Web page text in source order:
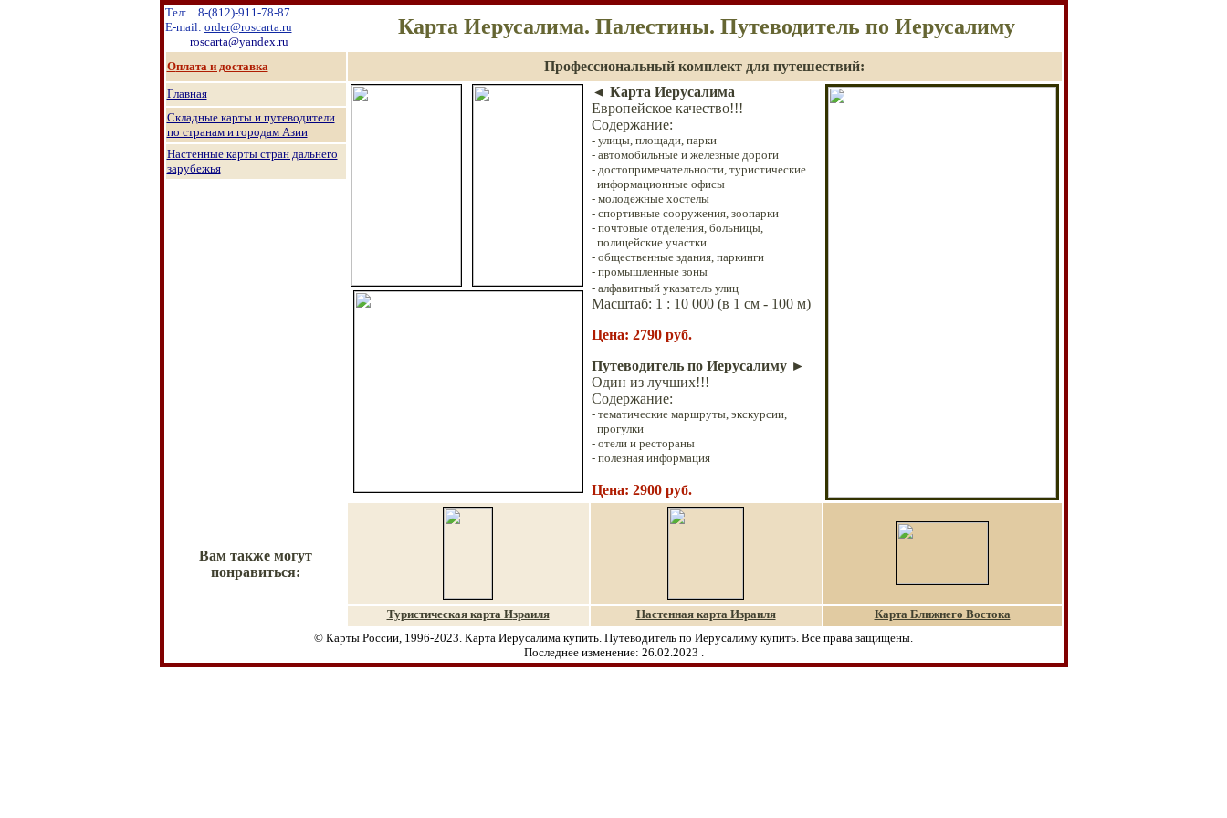
Тел: 8-(812)-911-78-87
E-mail: order@roscarta.ru
roscarta@yandex.ru
Карта Иерусалима. Палестины. Путеводитель по Иерусалиму
Оплата и доставка Профессиональный комплект для путешествий:
Главная ◄ Карта Иерусалима
Европейское качество!!!
Содержание:
- улицы, площади, парки
- автомобильные и железные дороги
- достопримечательности, туристические
информационные офисы
- молодежные хостелы
- спортивные сооружения, зоопарки
- почтовые отделения, больницы,
полицейские участки
- общественные здания, паркинги
- промышленные зоны
- алфавитный указатель улиц
Масштаб: 1 : 10000 (в 1 см - 100 м)
Цена: 2790 руб.
Путеводитель по Иерусалиму ►
Один из лучших!!!
Содержание:
- тематические маршруты, экскурсии,
прогулки
- отели и рестораны
- полезная информация
Цена: 2900 руб.
Складные карты и путеводители
по странам и городам Азии
Настенные карты стран дальнего
зарубежья
Вам также могут
понравиться:
Туристическая карта Израиля Настенная карта Израиля
Карта Ближнего Востока
© Карты России, 1996-2023. Карта Иерусалима купить. Путеводитель по Иерусалиму купить. Все права защищены.
Последнее изменение: 26.02.2023 .